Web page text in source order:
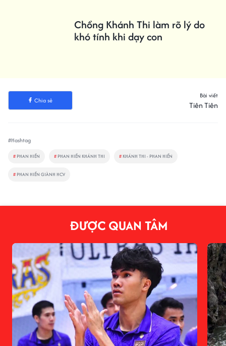
Chồng Khánh Thi làm rõ lý do
khó tính khi dạy con
Chia sẻ
Bài viết
Tiên Tiên
#Hashtag
# PHAN HIỂN # PHAN HIỂN KHÁNH THI # KHÁNH THI - PHAN HIỂN
# PHAN HIỂN GIÀNH HCV
ĐƯỢC QUAN TÂM